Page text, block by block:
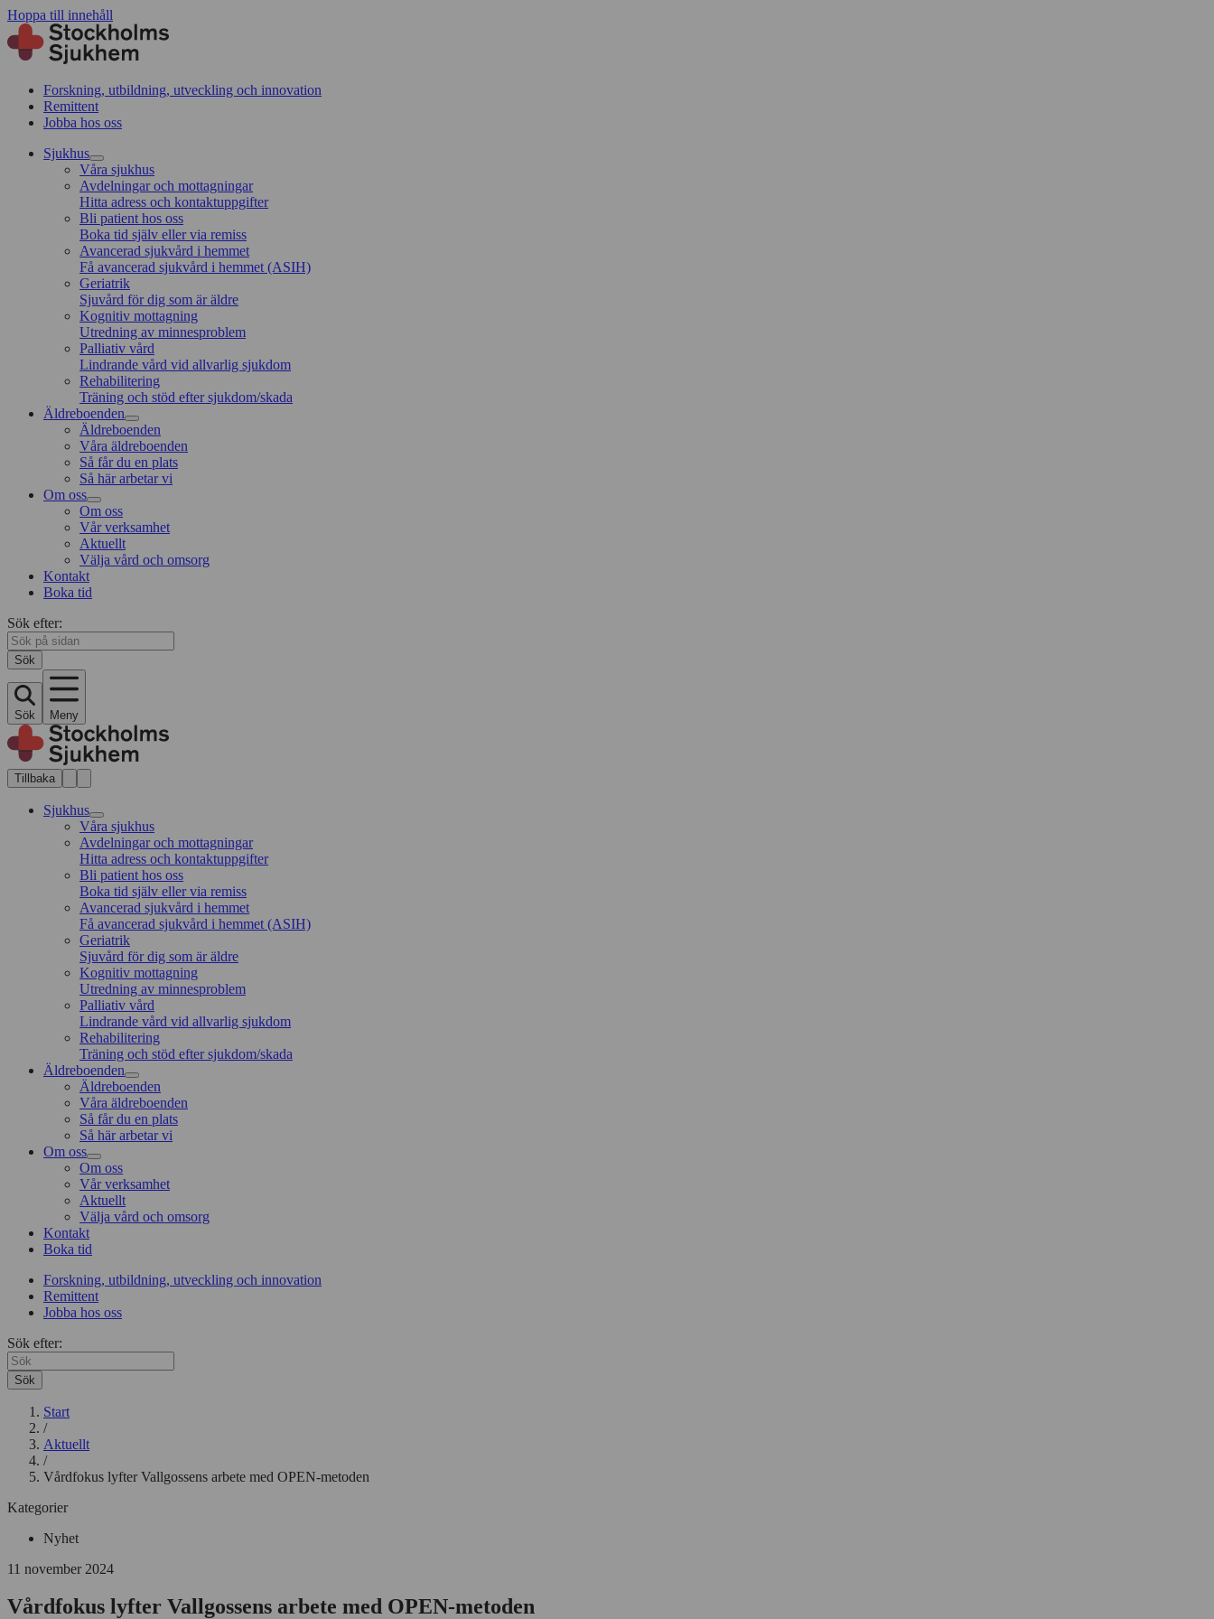
Hoppa till innehåll
Forskning, utbildning, utveckling och innovation
Remittent
Jobba hos oss
Sjukhus
Våra sjukhus
Avdelningar och mottagningar
Hitta adress och kontaktuppgifter
Bli patient hos oss
Boka tid själv eller via remiss
Avancerad sjukvård i hemmet
Få avancerad sjukvård i hemmet (ASIH)
Geriatrik
Sjuvård för dig som är äldre
Kognitiv mottagning
Utredning av minnesproblem
Palliativ vård
Lindrande vård vid allvarlig sjukdom
Rehabilitering
Träning och stöd efter sjukdom/skada
Äldreboenden
Äldreboenden
Våra äldreboenden
Så får du en plats
Så här arbetar vi
Om oss
Om oss
Vår verksamhet
Aktuellt
Välja vård och omsorg
Kontakt
Boka tid
Sök efter:
Sök
Sök Meny
Tillbaka
Sjukhus
Våra sjukhus
Avdelningar och mottagningar
Hitta adress och kontaktuppgifter
Bli patient hos oss
Boka tid själv eller via remiss
Avancerad sjukvård i hemmet
Få avancerad sjukvård i hemmet (ASIH)
Geriatrik
Sjuvård för dig som är äldre
Kognitiv mottagning
Utredning av minnesproblem
Palliativ vård
Lindrande vård vid allvarlig sjukdom
Rehabilitering
Träning och stöd efter sjukdom/skada
Äldreboenden
Äldreboenden
Våra äldreboenden
Så får du en plats
Så här arbetar vi
Om oss
Om oss
Vår verksamhet
Aktuellt
Välja vård och omsorg
Kontakt
Boka tid
Forskning, utbildning, utveckling och innovation
Remittent
Jobba hos oss
Sök efter:
Sök
Start
/
Aktuellt
/
Vårdfokus lyfter Vallgossens arbete med OPEN-metoden
Kategorier
Nyhet
11 november 2024
Vårdfokus lyfter Vallgossens arbete med OPEN-metoden